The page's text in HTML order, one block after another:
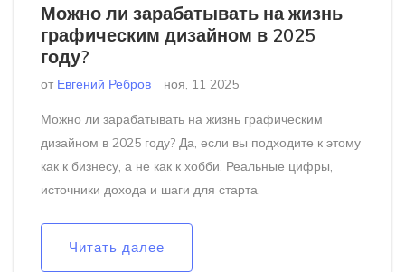
Можно ли зарабатывать на жизнь
графическим дизайном в 2025
году?
от Евгений Ребров ноя, 11 2025
Можно ли зарабатывать на жизнь графическим
дизайном в 2025 году? Да, если вы подходите к этому
как к бизнесу, а не как к хобби. Реальные цифры,
источники дохода и шаги для старта.
Читать далее